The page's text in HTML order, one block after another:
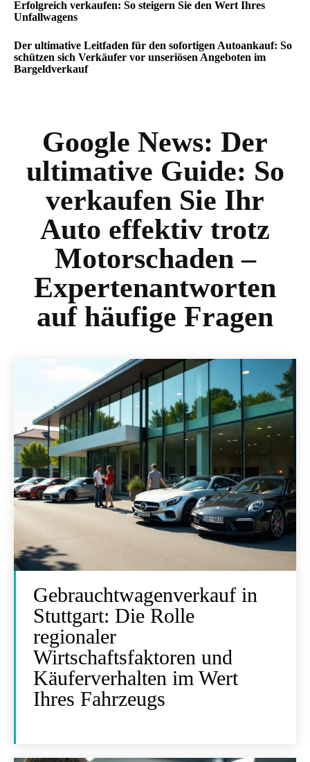
Erfolgreich verkaufen: So steigern Sie den Wert Ihres
Unfallwagens
Der ultimative Leitfaden für den sofortigen Autoankauf: So
schützen sich Verkäufer vor unseriösen Angeboten im
Bargeldverkauf
Google News: Der
ultimative Guide: So
verkaufen Sie Ihr
Auto effektiv trotz
Motorschaden –
Expertenantworten
auf häufige Fragen
Gebrauchtwagenverkauf in
Stuttgart: Die Rolle
regionaler
Wirtschaftsfaktoren und
Käuferverhalten im Wert
Ihres Fahrzeugs